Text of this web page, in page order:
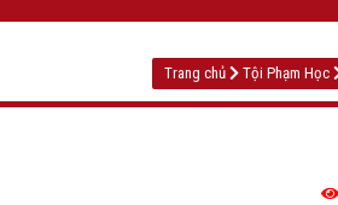
Trang chủ Tội Phạm Học